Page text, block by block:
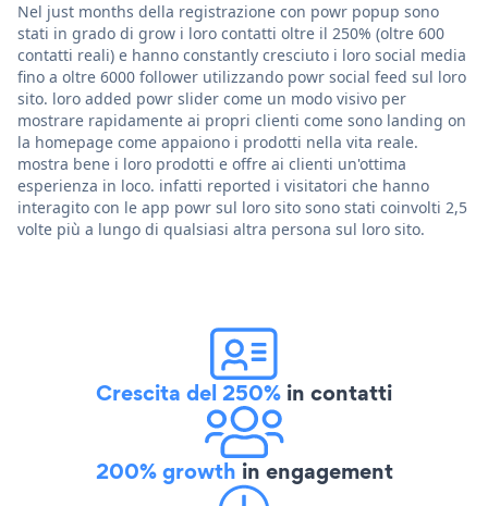
Nel just months della registrazione con powr popup sono
stati in grado di grow i loro contatti oltre il 250% (oltre 600
contatti reali) e hanno constantly cresciuto i loro social media
fino a oltre 6000 follower utilizzando powr social feed sul loro
sito. loro added powr slider come un modo visivo per
mostrare rapidamente ai propri clienti come sono landing on
la homepage come appaiono i prodotti nella vita reale.
mostra bene i loro prodotti e offre ai clienti un'ottima
esperienza in loco. infatti reported i visitatori che hanno
interagito con le app powr sul loro sito sono stati coinvolti 2,5
volte più a lungo di qualsiasi altra persona sul loro sito.
Crescita del 250% in contatti
200% growth in engagement